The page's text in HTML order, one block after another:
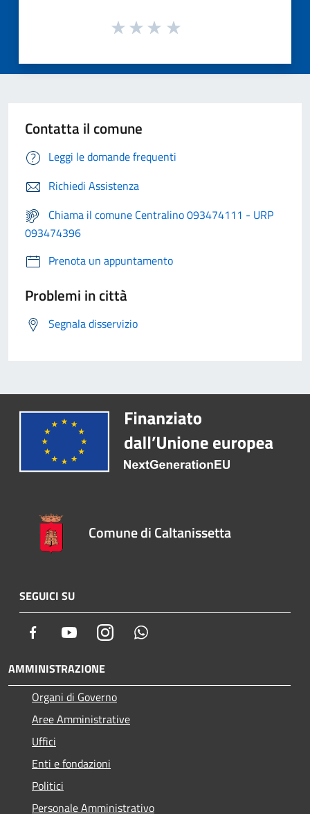
Contatta il comune
Leggi le domande frequenti
Richiedi Assistenza
Chiama il comune Centralino 093474111 - URP
093474396
Prenota un appuntamento
Problemi in città
Segnala disservizio
Comune di Caltanissetta
SEGUICI SU
Facebook YoutubeInstagram
AMMINISTRAZIONE
Organi di Governo
Aree Amministrative
Uffici
Enti e fondazioni
Politici
Personale Amministrativo